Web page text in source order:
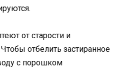
от старости и
отбелить застиранное
с порошком